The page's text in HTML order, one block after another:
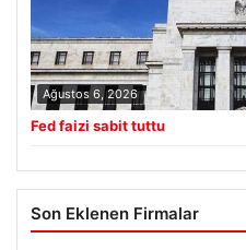
Ağustos 6, 2026
Fed faizi sabit tuttu
Son Eklenen Firmalar